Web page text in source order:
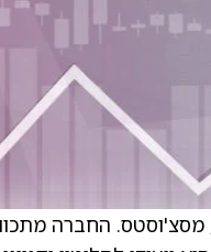
מסצ'וסטס. החברה